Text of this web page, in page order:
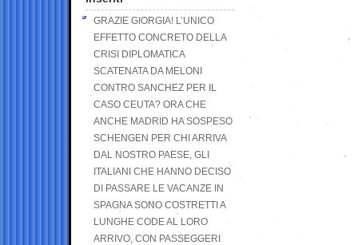
GRAZIE GIORGIA! L’UNICO
EFFETTO CONCRETO DELLA
CRISI DIPLOMATICA
SCATENATA DA MELONI
CONTRO SANCHEZ PER IL
CASO CEUTA? ORA CHE
ANCHE MADRID HA SOSPESO
SCHENGEN PER CHI ARRIVA
DAL NOSTRO PAESE, GLI
ITALIANI CHE HANNO DECISO
DI PASSARE LE VACANZE IN
SPAGNA SONO COSTRETTI A
LUNGHE CODE AL LORO
ARRIVO, CON PASSEGGERI